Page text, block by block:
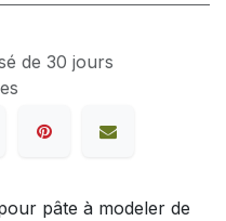
de 30 jours
pâte à modeler de